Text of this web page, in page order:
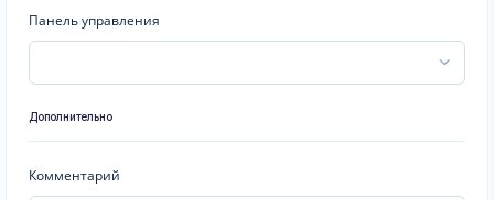
Панель управления
Дополнительно
Комментарий